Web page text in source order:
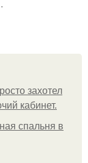
захотел
кабинет.
спальня в